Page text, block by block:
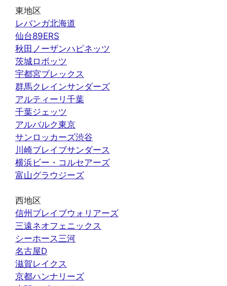
東地区
レバンガ北海道
仙台89ERS
秋田ノーザンハピネッツ
茨城ロボッツ
宇都宮ブレックス
群馬クレインサンダーズ
アルティーリ千葉
千葉ジェッツ
アルバルク東京
サンロッカーズ渋谷
川崎ブレイブサンダース
横浜ビー・コルセアーズ
富山グラウジーズ
西地区
信州ブレイブウォリアーズ
三遠ネオフェニックス
シーホース三河
名古屋D
滋賀レイクス
京都ハンナリーズ